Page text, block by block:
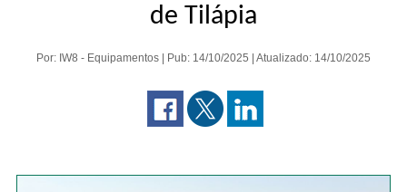
de Tilápia
Por: IW8 - Equipamentos | Pub: 14/10/2025 | Atualizado: 14/10/2025